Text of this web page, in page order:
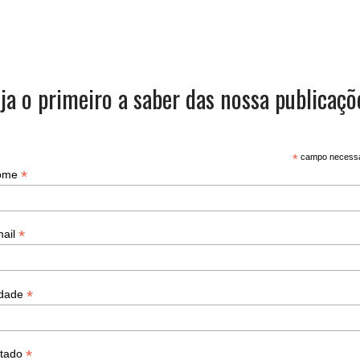
o primeiro a saber das nossa